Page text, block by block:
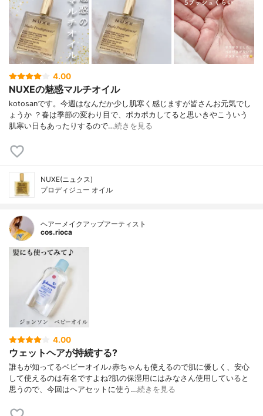
4.00
NUXEの魅惑マルチオイル
kotosanです。今週はなんだか少し肌寒く感じますが皆さんお元気でし
ょうか ？春は季節の変わり目で、ポカポカしてると思いきやこういう
肌寒い日もあったりするので…続きを見る
NUXE(ニュクス)
プロディジュー オイル
ヘアーメイクアップアーティスト
cos.rioca
4.00
ウェットヘアが持続する?
誰もが知ってるベビーオイル♪赤ちゃんも使えるので肌に優しく、安心
して使えるのは有名ですよね?肌の保湿用にはみなさん使用していると
思うので、今回はヘアセットに使う…続きを見る